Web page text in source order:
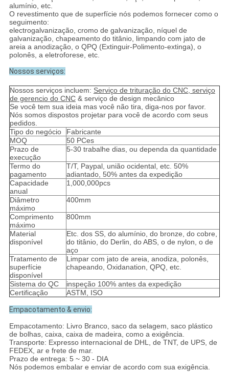
alumínio, etc.
O revestimento que de superfície nós podemos fornecer como o
seguimento:
electrogalvanização, cromo de galvanização, níquel de
galvanização, chapeamento do titânio, limpando com jato de
areia a anodização, o QPQ (Extinguir-Polimento-extinga), o
polonês, a eletroforese, etc.
Nossos serviços:
Nossos serviços incluem: Serviço de trituração do CNC, serviço
de gerencio do CNC& serviço de design mecânico
Se você tem sua ideia mas você não tira, diga-nos por favor.
Nós somos dispostos projetar para você de acordo com seus
pedidos.
Tipo do negócio
Fabricante
MOQ
50 PCes
Prazo de
execução
5-30 trabalhe dias, ou dependa da quantidade
Termo do
pagamento
T/T, Paypal, união ocidental, etc. 50%
adiantado, 50% antes da expedição
Capacidade
anual
1,000,000pcs
Diâmetro
máximo
400mm
Comprimento
máximo
800mm
Material
disponível
Etc. dos SS, do alumínio, do bronze, do cobre,
do titânio, do Derlin, do ABS, o de nylon, o de
aço
Tratamento de
superfície
disponível
Limpar com jato de areia, anodiza, polonês,
chapeando, Oxidanation, QPQ, etc.
Sistema do QC
inspeção 100% antes da expedição
Certificação
ASTM, ISO
Empacotamento & envio:
Empacotamento: Livro Branco, saco da selagem, saco plástico
de bolhas, caixa, caixa de madeira, como a exigência.
Transporte: Expresso internacional de DHL, de TNT, de UPS, de
FEDEX, ar e frete de mar.
Prazo de entrega: 5 ~ 30 - DIA
Nós podemos embalar e enviar de acordo com sua exigência.